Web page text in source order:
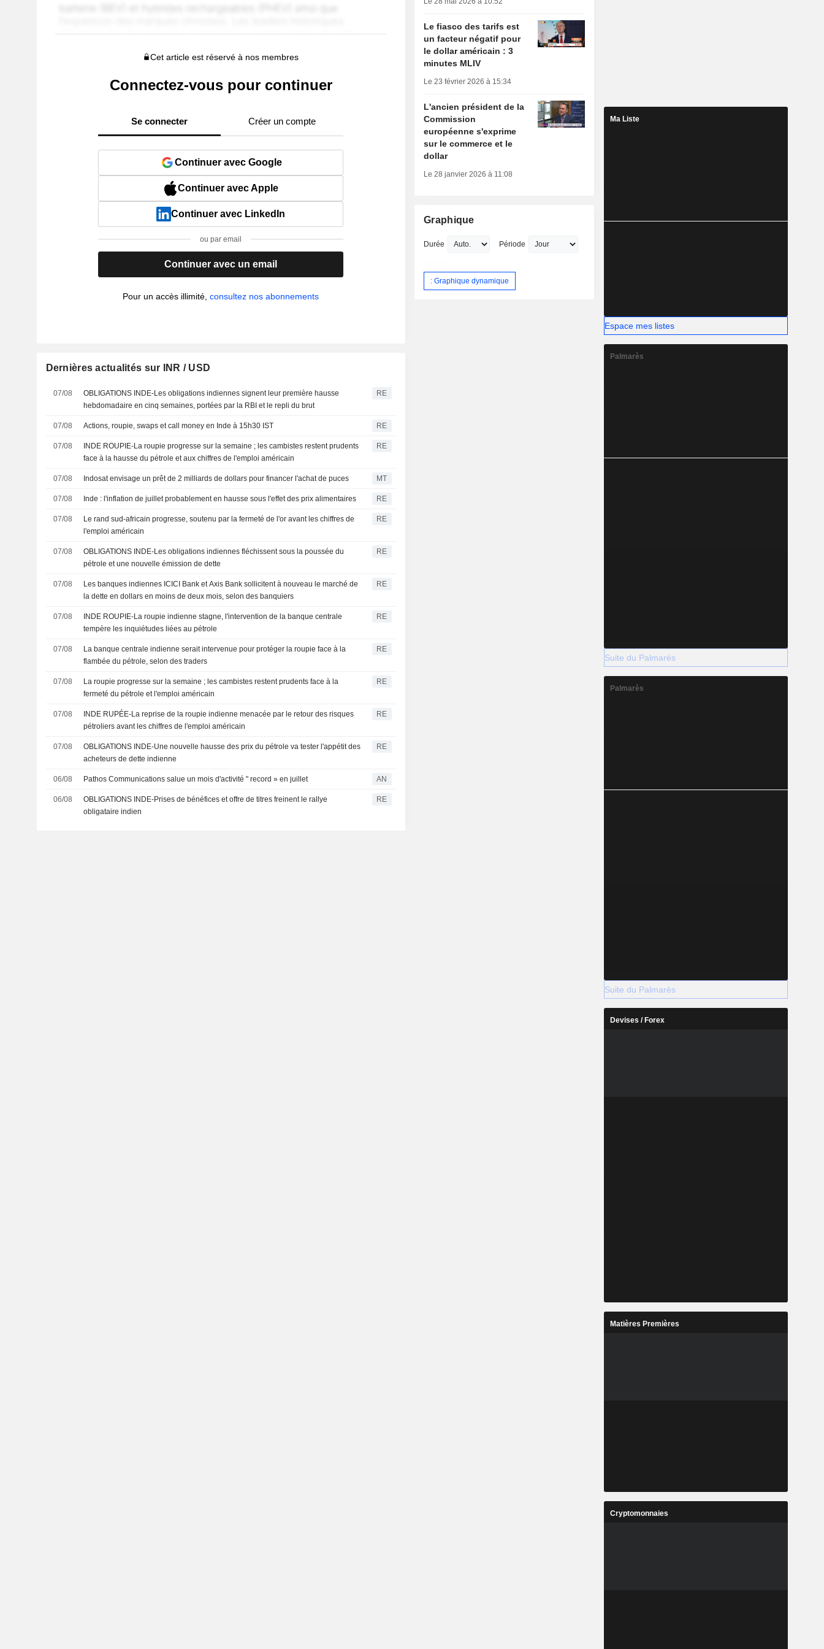
Cet article est réservé à nos membres
Connectez-vous pour continuer
Se connecter Créer un compte
Continuer avec Google
Continuer avec Apple
Continuer avec LinkedIn
ou par email
Continuer avec un email
Pour un accès illimité,consultez nos abonnements
Dernières actualités sur INR / USD
07/08
OBLIGATIONS INDE-Les obligations indiennes signent leur première hausse
hebdomadaire en cinq semaines, portées par la RBI et le repli du brut
RE
07/08 Actions, roupie, swaps et call money en Inde à 15h30 IST RE
07/08
INDE ROUPIE-La roupie progresse sur la semaine ; les cambistes restent prudents
face à la hausse du pétrole et aux chiffres de l'emploi américain
RE
07/08 Indosat envisage un prêt de 2 milliards de dollars pour financer l'achat de puces MT
07/08 Inde : l'inflation de juillet probablement en hausse sous l'effet des prix alimentaires RE
07/08
Le rand sud-africain progresse, soutenu par la fermeté de l'or avant les chiffres de
l'emploi américain
RE
07/08
OBLIGATIONS INDE-Les obligations indiennes fléchissent sous la poussée du
pétrole et une nouvelle émission de dette
RE
07/08
Les banques indiennes ICICI Bank et Axis Bank sollicitent à nouveau le marché de
la dette en dollars en moins de deux mois, selon des banquiers
RE
07/08
INDE ROUPIE-La roupie indienne stagne, l'intervention de la banque centrale
tempère les inquiétudes liées au pétrole
RE
07/08
La banque centrale indienne serait intervenue pour protéger la roupie face à la
flambée du pétrole, selon des traders
RE
07/08
La roupie progresse sur la semaine ; les cambistes restent prudents face à la
fermeté du pétrole et l'emploi américain
RE
07/08
INDE RUPÉE-La reprise de la roupie indienne menacée par le retour des risques
pétroliers avant les chiffres de l'emploi américain
RE
07/08
OBLIGATIONS INDE-Une nouvelle hausse des prix du pétrole va tester l'appétit des
acheteurs de dette indienne
RE
06/08 Pathos Communications salue un mois d'activité " record » en juillet AN
06/08
OBLIGATIONS INDE-Prises de bénéfices et offre de titres freinent le rallye
obligataire indien
RE
Le fiasco des tarifs est
un facteur négatif pour
le dollar américain : 3
minutes MLIV
Le 23 février 2026 à 15:34
L'ancien président de la
Commission
européenne s'exprime
sur le commerce et le
dollar
Le 28 janvier 2026 à 11:08
Graphique
Durée Période
: Graphique dynamique
Ma Liste
Espace mes listes
Palmarès
Suite du Palmarès
Palmarès
Suite du Palmarès
Devises / Forex
Matières Premières
Cryptomonnaies